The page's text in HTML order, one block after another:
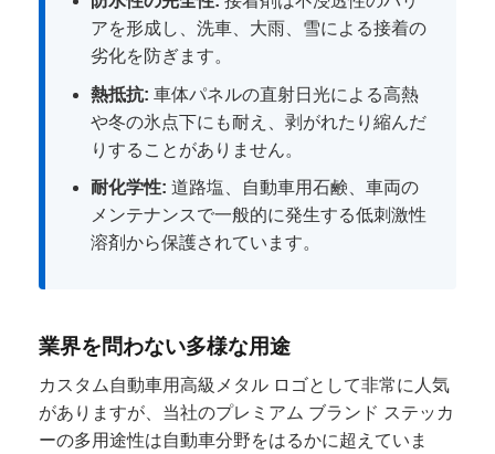
アを形成し、洗車、大雨、雪による接着の
劣化を防ぎます。
熱抵抗: 車体パネルの直射日光による高熱
や冬の氷点下にも耐え、剥がれたり縮んだ
りすることがありません。
耐化学性: 道路塩、自動車用石鹸、車両の
メンテナンスで一般的に発生する低刺激性
溶剤から保護されています。
業界を問わない多様な用途
カスタム自動車用高級メタル ロゴとして非常に人気
がありますが、当社のプレミアム ブランド ステッカ
ーの多用途性は自動車分野をはるかに超えていま